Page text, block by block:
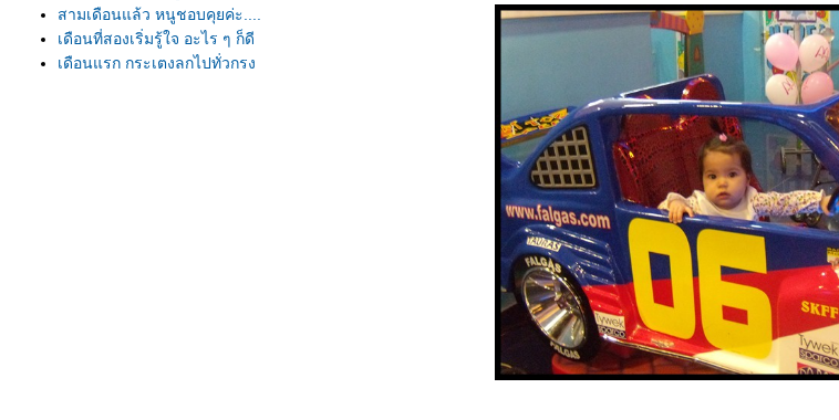
สามเดือนแล้ว หนูชอบคุยค่ะ....
เดือนที่สองเริ่มรู้ใจ อะไร ๆ ก็ดี
เดือนแรก กระเตงลูกไปทั่วกรุง